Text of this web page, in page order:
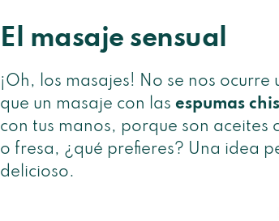
El masaje sensual
¡Oh, los masajes! No se nos
que un masaje con las espumas
con tus manos, porque son
o fresa, ¿qué prefieres? Una idea
delicioso.